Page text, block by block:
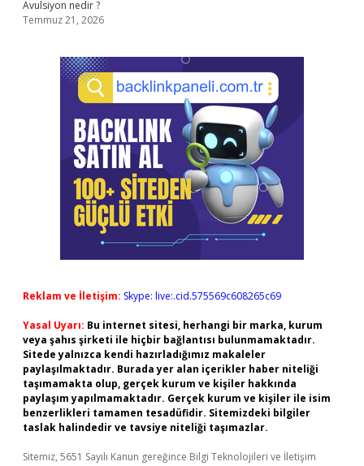
Avulsiyon nedir ?
Temmuz 21, 2026
Reklam ve İletişim: Skype: live:.cid.575569c608265c69
Yasal Uyarı: Bu internet sitesi, herhangi bir marka, kurum
veya şahıs şirketi ile hiçbir bağlantısı bulunmamaktadır.
Sitede yalnızca kendi hazırladığımız makaleler
paylaşılmaktadır. Burada yer alan içerikler haber niteliği
taşımamakta olup, gerçek kurum ve kişiler hakkında
paylaşım yapılmamaktadır. Gerçek kurum ve kişiler ile isim
benzerlikleri tamamen tesadüfidir. Sitemizdeki bilgiler
taslak halindedir ve tavsiye niteliği taşımazlar.
Sitemiz, 5651 Sayılı Kanun gereğince Bilgi Teknolojileri ve İletişim